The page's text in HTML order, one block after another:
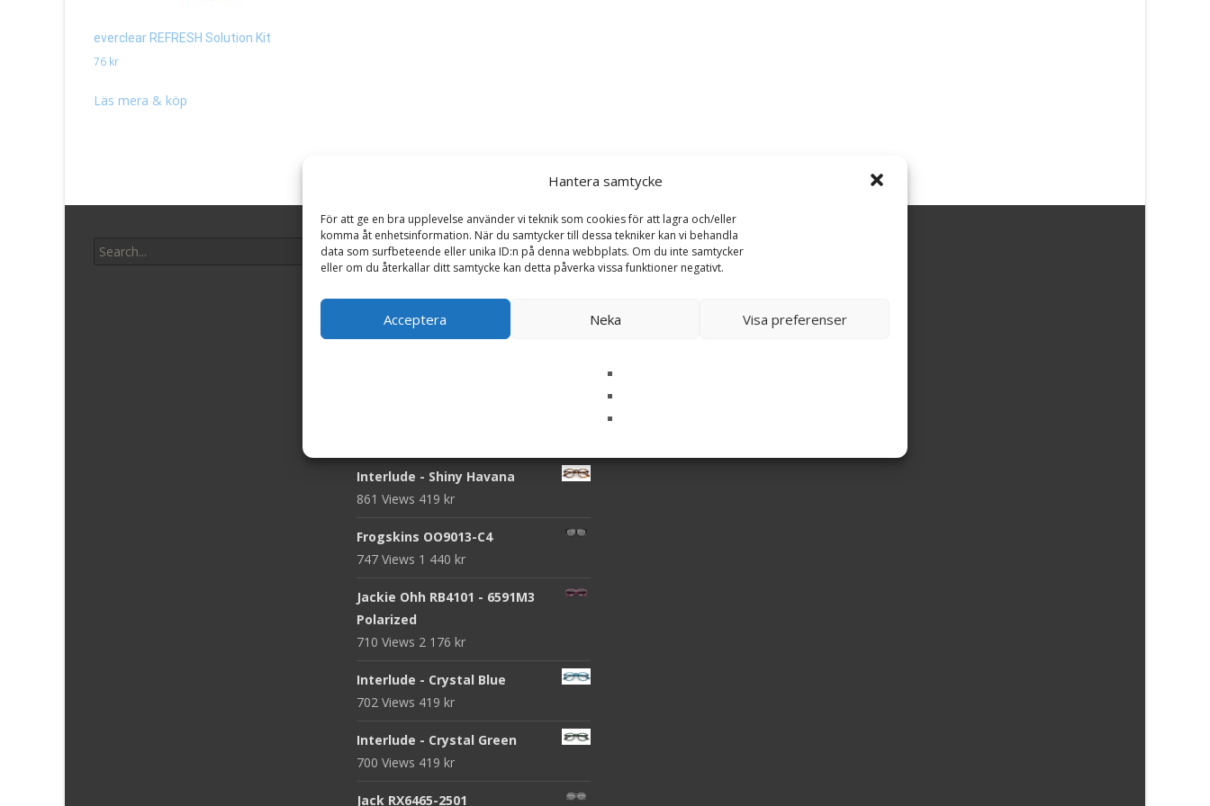
Hantera samtycke
För att ge en bra upplevelse använder vi teknik som cookies för att lagra och/eller
komma åt enhetsinformation. När du samtycker till dessa tekniker kan vi behandla
data som surfbeteende eller unika ID:n på denna webbplats. Om du inte samtycker
eller om du återkallar ditt samtycke kan detta påverka vissa funktioner negativt.
Acceptera Neka Visa preferenser
everclear REFRESH Solution Kit
76 kr
Läs mera & köp
for:
Glasögon & linser
Interface - Milky Beige
1143 Views539
Interlude - Shiny Havana
861 Views 419 kr
Frogskins OO9013-C4
747 Views 1 440 kr
Jackie Ohh RB4101 - 6591M3
Polarized
710 Views 2 176 kr
Interlude - Crystal Blue
702 Views 419 kr
Interlude - Crystal Green
700 Views 419 kr
Jack RX6465-2501